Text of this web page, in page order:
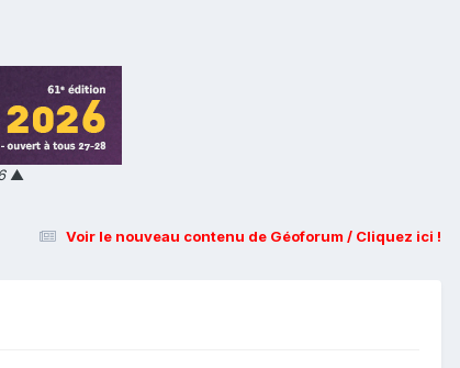
▲
Voir le nouveau contenu de Géoforum / Cliquez ici !